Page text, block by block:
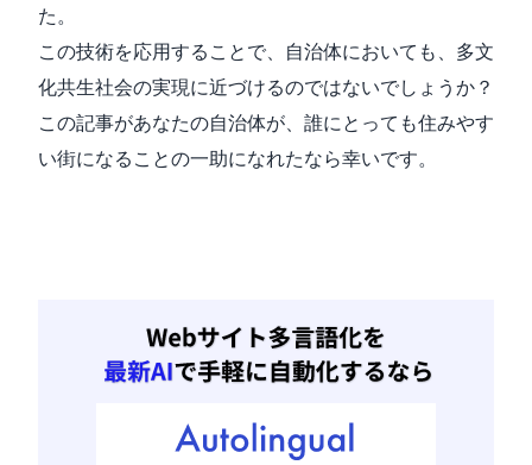
た。
この技術を応用することで、自治体においても、多文
化共生社会の実現に近づけるのではないでしょうか？
この記事があなたの自治体が、誰にとっても住みやす
い街になることの一助になれたなら幸いです。